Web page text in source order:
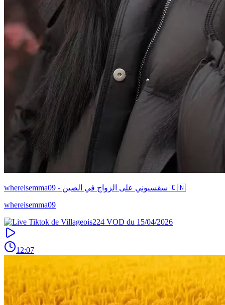
whereisemma09 - سقسيوني على الزواج في الصين 🇨🇳
whereisemma09
12:07